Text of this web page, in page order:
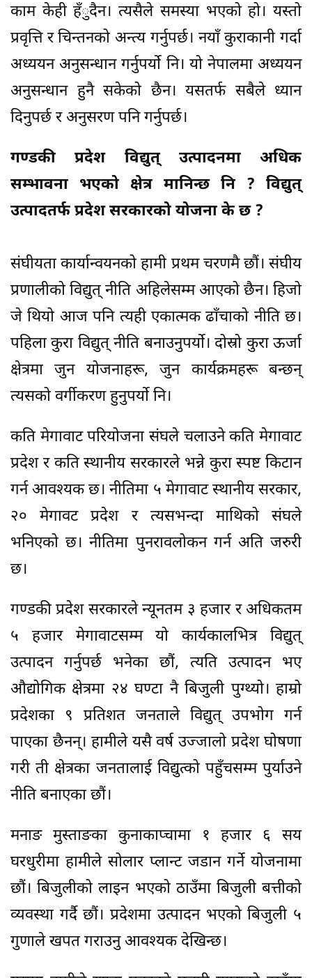
काम केही हँुदैन। त्यसैले समस्या भएको हो। यस्तो
प्रवृत्ति र चिन्तनको अन्त्य गर्नुपर्छ। नयाँ कुराकानी गर्दा
अध्ययन अनुसन्धान गर्नुपर्यो नि। यो नेपालमा अध्ययन
अनुसन्धान हुनै सकेको छैन। यसतर्फ सबैले ध्यान
दिनुपर्छ र अनुसरण पनि गर्नुपर्छ।
गण्डकी प्रदेश विद्युत् उत्पादनमा अधिक
सम्भावना भएको क्षेत्र मानिन्छ नि ? विद्युत्
उत्पादतर्फ प्रदेश सरकारको योजना के छ ?
संघीयता कार्यान्वयनको हामी प्रथम चरणमै छौं। संघीय
प्रणालीको विद्युत् नीति अहिलेसम्म आएको छैन। हिजो
जे थियो आज पनि त्यही एकात्मक ढाँचाको नीति छ।
पहिला कुरा विद्युत् नीति बनाउनुपर्यो। दोस्रो कुरा ऊर्जा
क्षेत्रमा जुन योजनाहरू, जुन कार्यक्रमहरू बन्छन्
त्यसको वर्गीकरण हुनुपर्यो नि।
कति मेगावाट परियोजना संघले चलाउने कति मेगावाट
प्रदेश र कति स्थानीय सरकारले भन्ने कुरा स्पष्ट किटान
गर्न आवश्यक छ। नीतिमा ५ मेगावाट स्थानीय सरकार,
२० मेगावट प्रदेश र त्यसभन्दा माथिको संघले
भनिएको छ। नीतिमा पुनरावलोकन गर्न अति जरुरी
छ।
गण्डकी प्रदेश सरकारले न्यूनतम ३ हजार र अधिकतम
५ हजार मेगावाटसम्म यो कार्यकालभित्र विद्युत्
उत्पादन गर्नुपर्छ भनेका छौं, त्यति उत्पादन भए
औद्योगिक क्षेत्रमा २४ घण्टा नै बिजुली पुग्थ्यो। हाम्रो
प्रदेशका ९ प्रतिशत जनताले विद्युत् उपभोग गर्न
पाएका छैनन्। हामीले यसै वर्ष उज्जालो प्रदेश घोषणा
गरी ती क्षेत्रका जनतालाई विद्युत्को पहुँचसम्म पुर्याउने
नीति बनाएका छौं।
मनाङ मुस्ताङका कुनाकाप्चामा १ हजार ६ सय
घरधुरीमा हामीले सोलार प्लान्ट जडान गर्ने योजनामा
छौं। बिजुलीको लाइन भएको ठाउँमा बिजुली बत्तीको
व्यवस्था गर्दै छौं। प्रदेशमा उत्पादन भएको बिजुली ५
गुणाले खपत गराउनु आवश्यक देखिन्छ।